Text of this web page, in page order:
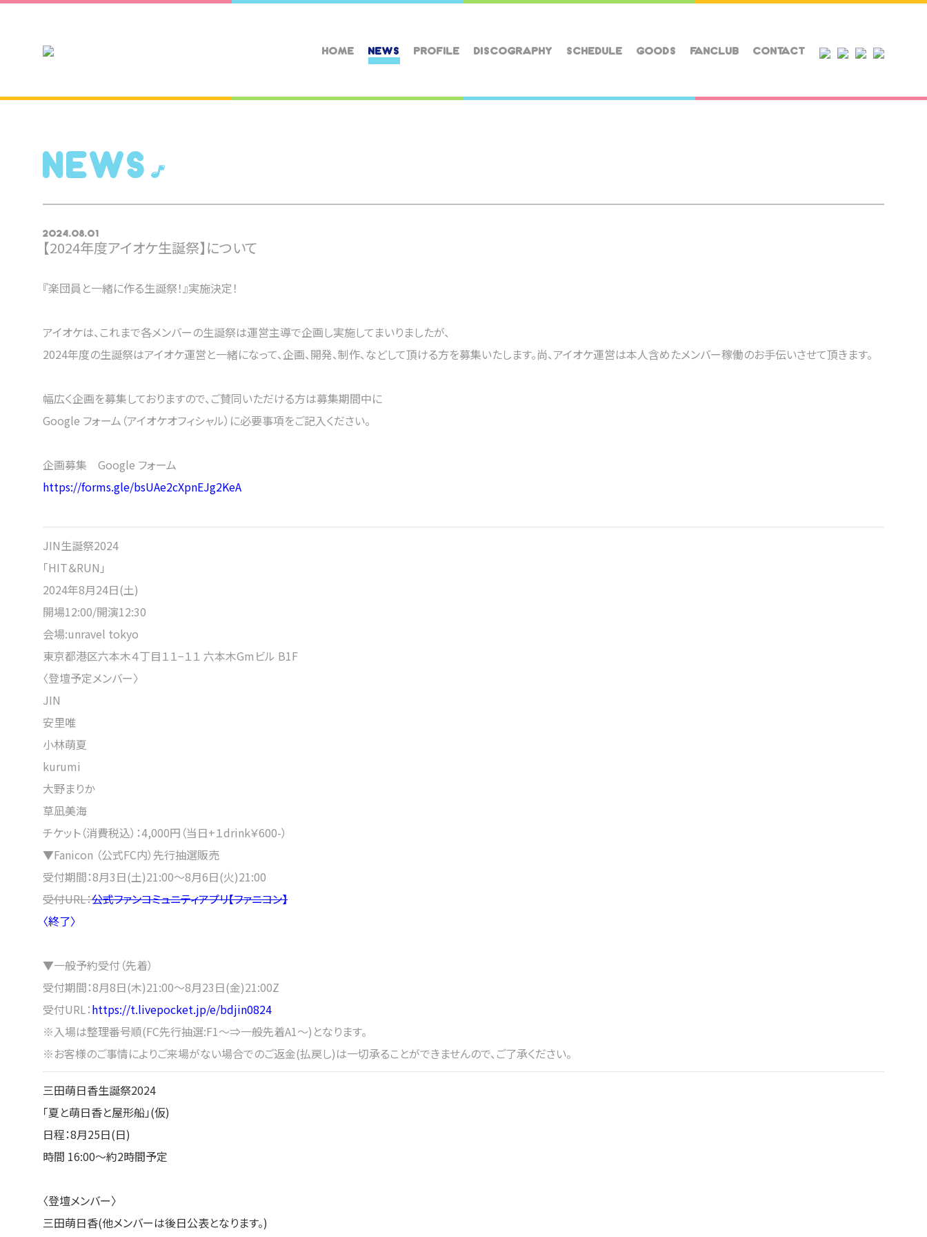
HOME NEWS PROFILE DISCOGRAPHY SCHEDULE GOODS FANCLUB CONTACT
NEWS
2024.08.01
【2024年度アイオケ生誕祭】について
『楽団員と一緒に作る生誕祭！』実施決定！
アイオケは、これまで各メンバーの生誕祭は運営主導で企画し実施してまいりましたが、
2024年度の生誕祭はアイオケ運営と一緒になって、企画、開発、制作、などして頂ける方を募集いたします。尚、アイオケ運営は本人含めたメンバー稼働のお手伝いさせて頂きます。
幅広く企画を募集しておりますので、ご賛同いただける方は募集期間中に
Google フォーム（アイオケオフィシャル）に必要事項をご記入ください。
企画募集 Google フォーム
https://forms.gle/bsUAe2cXpnEJg2KeA
JIN生誕祭2024
「HIT＆RUN」
2024年8月24日(土)
開場12:00/開演12:30
会場:unravel tokyo
東京都港区六本木４丁目１１−１１ 六本木Gmビル B1F
〈登壇予定メンバー〉
JIN
安里唯
小林萌夏
kurumi
大野まりか
草凪美海
チケット（消費税込）：4,000円（当日+１drink￥600-）
▼Fanicon （公式FC内）先行抽選販売
受付期間：8⽉3⽇(土)21:00〜8⽉6⽇(火)21:00
受付URL：公式ファンコミュニティアプリ【ファニコン】
〈終了〉
▼⼀般予約受付（先着）
受付期間：8⽉8⽇(木)21:00〜8⽉23⽇(金)21:00Z
受付URL：https://t.livepocket.jp/e/bdjin0824
※入場は整理番号順(FC先行抽選:F1～⇒一般先着A1～)となります。
※お客様のご事情によりご来場がない場合でのご返金(払戻し)は一切承ることができませんので、ご了承ください。
三田萌日香生誕祭2024
「夏と萌日香と屋形船」(仮)
日程：8月25日(日)
時間 16:00〜約2時間予定
〈登壇メンバー〉
三田萌日香(他メンバーは後日公表となります。)